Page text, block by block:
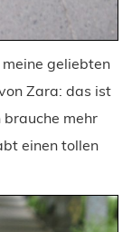
geliebten
Zara: das ist
brauche mehr
einen tollen